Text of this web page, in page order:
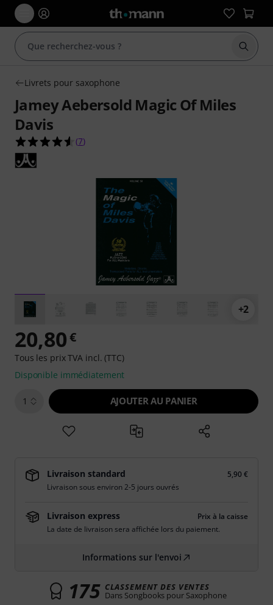
Livrets pour saxophone
Jamey Aebersold Magic Of Miles
Davis
4.6 étoiles sur 5 d'après 7 évaluations clients
(7)
+2
20,80€
Tous les prix TVA incl. (TTC)
Disponible immédiatement
1 AJOUTER AU PANIER
Livraison standard
5,90 €
Livraison sous environ 2-5 jours ouvrés
Livraison express
Prix à la caisse
La date de livraison sera affichée lors du paiement.
Informations sur l'envoi
175 CLASSEMENT DES VENTES
Dans Songbooks pour Saxophone